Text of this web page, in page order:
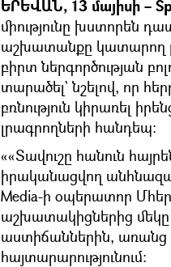
ԵՐԵՎԱՆ, 13 մայիսի –
միությունը խստորեն
աշխատանքը կատարող
բիրտ ներգործության
տարածել` նշելով, որ
բռնություն կիրառել
լրագրողների հանդեպ:
««Տավուշը հանուն
իրականացվող
Media-ի օպերատոր
աշխատակիցներից մեկը
աստիճաններին, առանց
հայտարարությունում։